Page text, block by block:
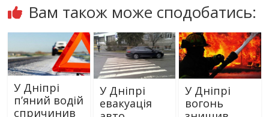
Вам також може сподобатись:
У Дніпрі
п’яний водій
спричинив
У Дніпрі
евакуація
У Дніпрі
вогонь